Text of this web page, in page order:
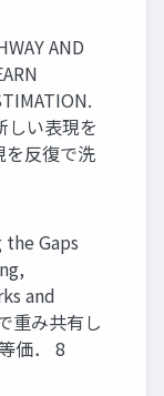
AND
しい表現を
を反復で洗
Gaps
and
重み共有し
価． 8